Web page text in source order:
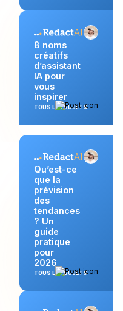
8 noms
créatifs
d’assistant
IA pour
vous
inspirer
TOUS LES SUJETS
Qu’est-ce
que la
prévision
des
tendances
? Un
guide
pratique
pour
2026
TOUS LES SUJETS